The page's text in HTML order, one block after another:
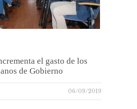
el gasto de los
de Gobierno
06/09/2019